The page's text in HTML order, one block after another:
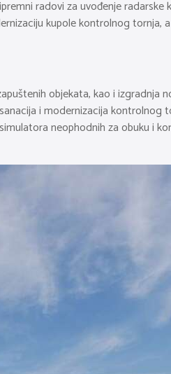
radovi za uvođenje radarske
kupole kontrolnog tornja,
objekata, kao i
i modernizacija kontrolnog
neophodnih za obuku i